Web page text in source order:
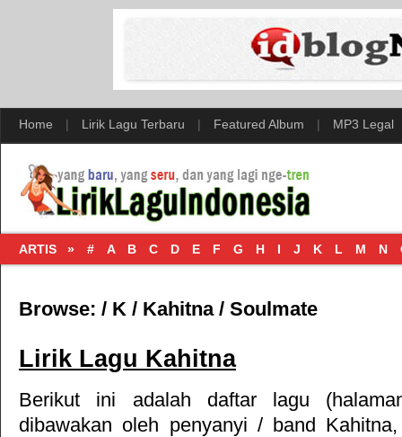
Home | Lirik Lagu Terbaru | Featured Album | MP3 Legal
ARTIS » # A B C D E F G H I J K L M N
Browse: / K / Kahitna/ Soulmate
Lirik Lagu Kahitna
Berikut ini adalah daftar lagu
dibawakan oleh penyanyi / band